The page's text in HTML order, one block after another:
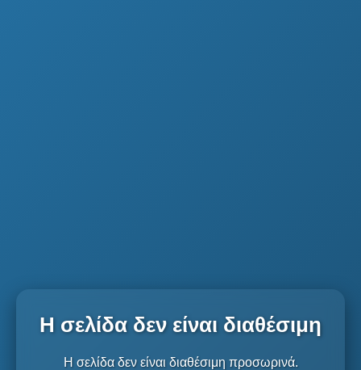
Η σελίδα δεν είναι διαθέσιμη
Η σελίδα δεν είναι διαθέσιμη προσωρινά.